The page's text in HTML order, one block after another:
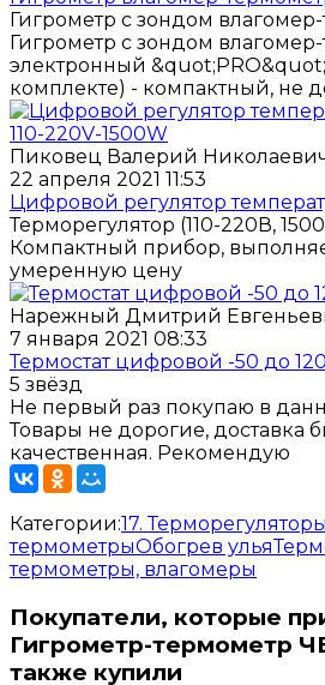
Гигрометр с зондом
Гигрометр с зондом
электронный
комплекте) - компактный, не
Пиковец Валерий
22 апреля 2021 11:53
Цифровой регулятор
Терморегулятор (110-220В,
Компактный прибор,
умеренную цену
Нарежный Дмитрий
7 января 2021 08:33
Термостат цифровой -50 до
5 звёзд
Не первый раз покупаю в
Товары не дорогие, доставка
качественная. Рекомендую
Категории:17.
термометрыОбогрев улья
термометры, влагомеры
Покупатели, которые
Гигрометр-термометр
также купили